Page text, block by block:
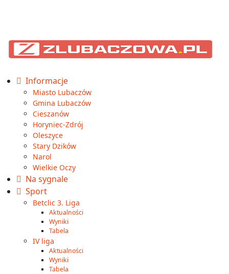
Informacje
Miasto Lubaczów
Gmina Lubaczów
Cieszanów
Horyniec-Zdrój
Oleszyce
Stary Dzików
Narol
Wielkie Oczy
Na sygnale
Sport
Betclic 3. Liga
Aktualności
Wyniki
Tabela
IV liga
Aktualności
Wyniki
Tabela